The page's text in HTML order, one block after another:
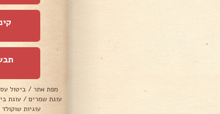
מפת אתר / ביטול
עוגת שמרים / עוגת
עוגיות